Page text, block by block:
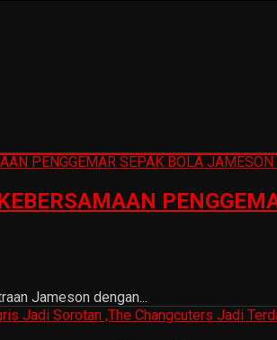
Jameson dengan...